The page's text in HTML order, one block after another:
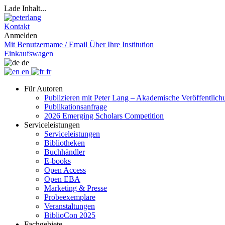
Lade Inhalt...
Kontakt
Anmelden
Mit Benutzername / Email Über Ihre Institution
Einkaufswagen
de
en
fr
Für Autoren
Publizieren mit Peter Lang – Akademische
Publikationsanfrage
2026 Emerging Scholars Competition
Serviceleistungen
Serviceleistungen
Bibliotheken
Buchhändler
E-books
Open Access
Open EBA
Marketing & Presse
Probeexemplare
Veranstaltungen
BiblioCon 2025